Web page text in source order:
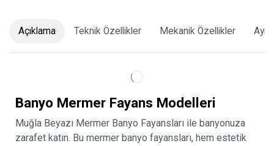
Açıklama Teknik Özellikler Mekanik Özellikler
Banyo Mermer Fayans Modelleri
Muğla Beyazı Mermer Banyo Fayansları ile banyonuza
zarafet katın. Bu mermer banyo fayansları, hem estetik